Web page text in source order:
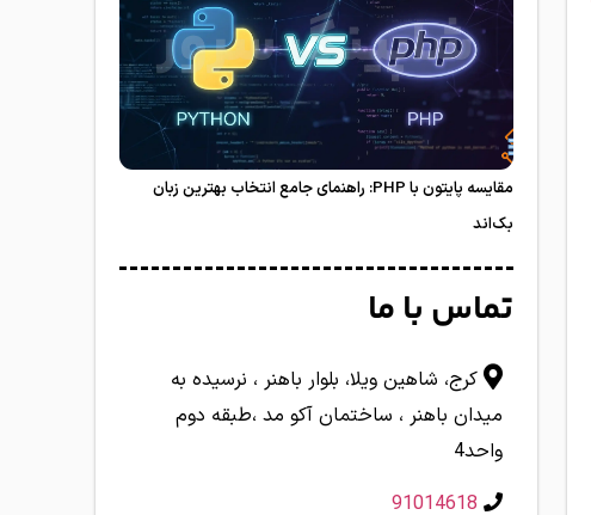
مقایسه پایتون با PHP: راهنمای جامع انتخاب بهترین زبان
بک‌اند
تماس با ما
کرج، شاهین ویلا، بلوار باهنر ، نرسیده به
میدان باهنر ، ساختمان آکو مد ،طبقه دوم
واحد4